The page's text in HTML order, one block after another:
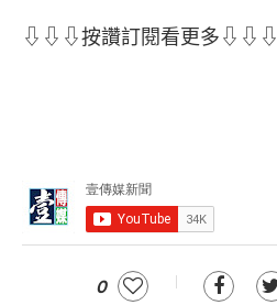
⇩⇩⇩按讚訂閱看更多⇩⇩⇩
0